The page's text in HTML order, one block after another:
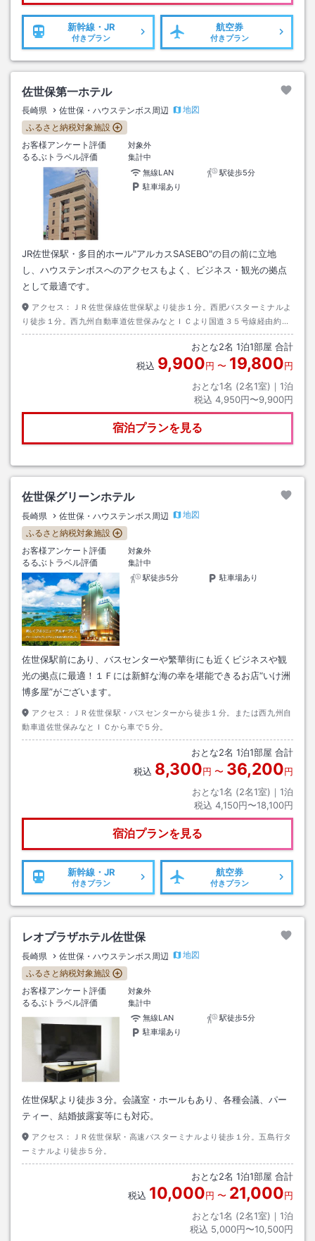
新幹線・JR
付きプラン
航空券
付きプラン
佐世保第一ホテル
長崎県 佐世保・ハウステンボス周辺
地図
ふるさと納税対象施設
お客様アンケート評価
対象外
るるぶトラベル評価
集計中
無線LAN
駅徒歩5分
駐車場あり
JR佐世保駅・多目的ホール"アルカスSASEBO"の目の前に立地
し、ハウステンボスへのアクセスもよく、ビジネス・観光の拠点
として最適です。
アクセス：
ＪＲ佐世保線佐世保駅より徒歩１分。西肥バスターミナルよ
り徒歩１分。西九州自動車道佐世保みなとＩＣより国道３５号線経由約５
分。
おとな2名 1泊1部屋 合計
税込 9,900円 〜 19,800円
おとな1名 (2名1室)｜ 1泊
税込 4,950円〜9,900円
宿泊プランを見る
佐世保グリーンホテル
長崎県 佐世保・ハウステンボス周辺
地図
ふるさと納税対象施設
お客様アンケート評価
対象外
るるぶトラベル評価
集計中
駅徒歩5分
駐車場あり
佐世保駅前にあり、バスセンターや繁華街にも近くビジネスや観
光の拠点に最適！１Ｆには新鮮な海の幸を堪能できるお店“いけ洲
博多屋”がございます。
アクセス：
ＪＲ佐世保駅・バスセンターから徒歩１分。または西九州自
動車道佐世保みなとＩＣから車で５分。
おとな2名 1泊1部屋 合計
税込 8,300円 〜 36,200円
おとな1名 (2名1室)｜ 1泊
税込 4,150円〜18,100円
宿泊プランを見る
新幹線・JR
付きプラン
航空券
付きプラン
レオプラザホテル佐世保
長崎県 佐世保・ハウステンボス周辺
地図
ふるさと納税対象施設
お客様アンケート評価
対象外
るるぶトラベル評価
集計中
無線LAN
駅徒歩5分
駐車場あり
佐世保駅より徒歩３分。会議室・ホールもあり、各種会議、パー
ティー、結婚披露宴等にも対応。
アクセス：
ＪＲ佐世保駅・高速バスターミナルより徒歩１分。五島行タ
ーミナルより徒歩５分。
おとな2名 1泊1部屋 合計
税込 10,000円 〜 21,000円
おとな1名 (2名1室)｜ 1泊
税込 5,000円〜10,500円